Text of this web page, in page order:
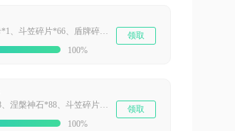
100元充值卡*1、斗笠碎片*66、盾牌碎片*66、勋章碎片*66
100%
领取
时装碎片*88、涅槃神石*88、斗笠碎片*88、盾牌碎片*88
100%
领取